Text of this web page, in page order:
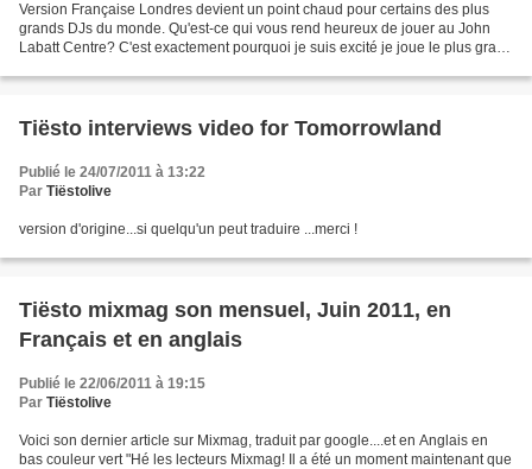
Version Française Londres devient un point chaud pour certains des plus
grands DJs du monde. Qu'est-ce qui vous rend heureux de jouer au John
Labatt Centre? C'est exactement pourquoi je suis excité je joue le plus grand
Tiësto interviews video for Tomorrowland
Publié le 24/07/2011 à 13:22
Par Tiëstolive
version d'origine...si quelqu'un peut traduire ...merci !
Tiësto mixmag son mensuel, Juin 2011, en
Français et en anglais
Publié le 22/06/2011 à 19:15
Par Tiëstolive
Voici son dernier article sur Mixmag, traduit par google....et en Anglais en
bas couleur vert "Hé les lecteurs Mixmag! Il a été un moment maintenant que